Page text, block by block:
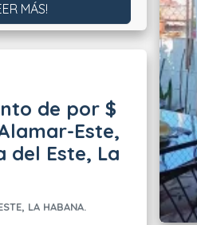
MÁS!
por $
Este,
del Este, La
LA HABANA.